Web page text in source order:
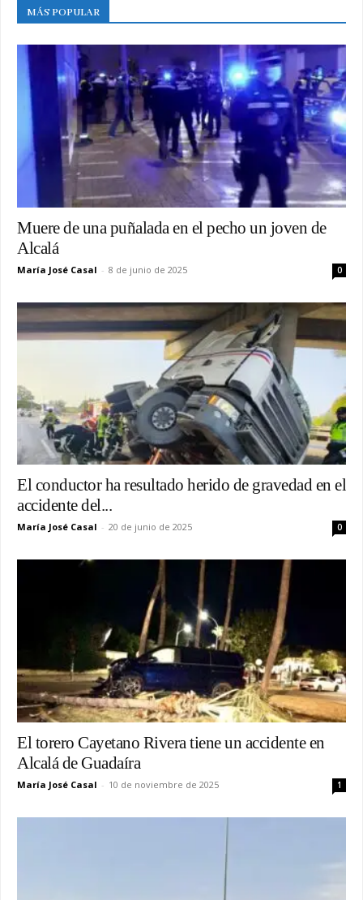
MÁS POPULAR
Muere de una puñalada en el pecho un joven de
Alcalá
María José Casal - 8 de junio de 2025 0
El conductor ha resultado herido de gravedad en el
accidente del...
María José Casal - 20 de junio de 2025 0
El torero Cayetano Rivera tiene un accidente en
Alcalá de Guadaíra
María José Casal - 10 de noviembre de 2025 1